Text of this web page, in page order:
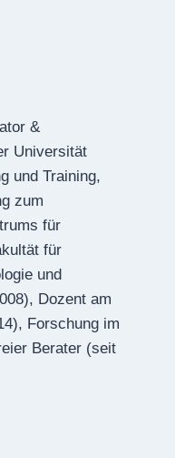
&
Universität
und Training,
zum
für
für
und
Dozent am
Forschung im
Berater (seit